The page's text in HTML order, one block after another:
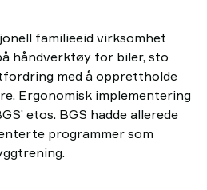
familieeid virksomhet
håndverktøy for biler, sto
med å opprettholde
Ergonomisk implementering
etos. BGS hadde allerede
programmer som